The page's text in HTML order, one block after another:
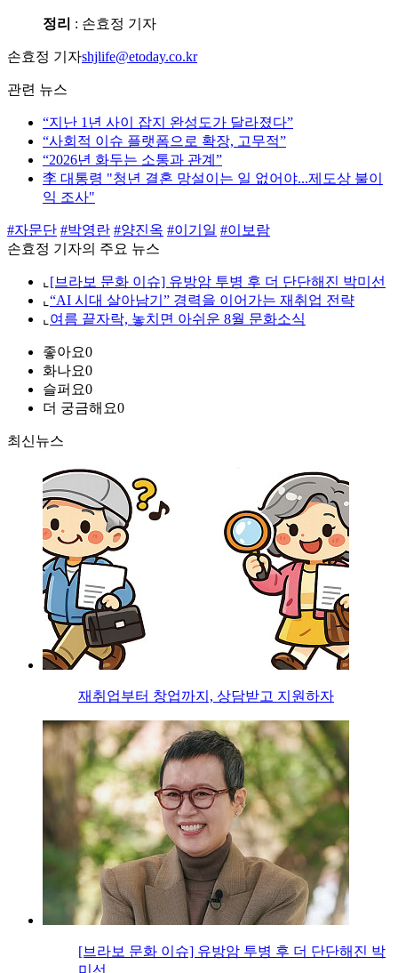
정리 : 손효정 기자
손효정 기자shjlife@etoday.co.kr
관련 뉴스
“지난 1년 사이 잡지 완성도가 달라졌다”
“사회적 이슈 플랫폼으로 확장, 고무적”
“2026년 화두는 소통과 관계”
李 대통령 "청년 결혼 망설이는 일 없어야...제도상 불이
익 조사"
#자문단 #박영란 #양진옥 #이기일 #이보람
손효정 기자의 주요 뉴스
⌞ [브라보 문화 이슈] 유방암 투병 후 더 단단해진 박미선
⌞ “AI 시대 살아남기” 경력을 이어가는 재취업 전략
⌞ 여름 끝자락, 놓치면 아쉬운 8월 문화소식
좋아요0
화나요0
슬퍼요0
더 궁금해요0
최신뉴스
재취업부터 창업까지, 상담받고 지원하자
[브라보 문화 이슈] 유방암 투병 후 더 단단해진 박